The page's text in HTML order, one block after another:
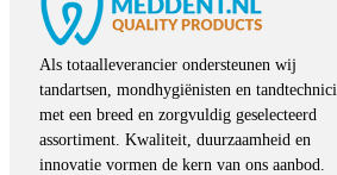
Als totaalleverancier ondersteunen wij
tandartsen, mondhygiënisten en tandtechnici
met een breed en zorgvuldig geselecteerd
assortiment. Kwaliteit, duurzaamheid en
innovatie vormen de kern van ons aanbod.